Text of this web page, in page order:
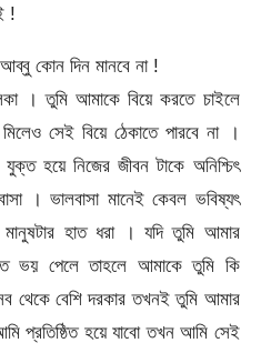
!
আব্বু কোন দিন মানবে না !
। তুমি আমাকে বিয়ে করতে চাইলে
সেই বিয়ে ঠেকাতে পারবে না ।
হয়ে নিজের জীবন টাকে অনিশ্চিৎ
। ভালবাসা মানেই কেবল ভবিষ্যৎ
হাত ধরা । যদি তুমি আমার
ভয় পেলে তাহলে আমাকে তুমি কি
থেকে বেশি দরকার তখনই তুমি আমার
প্রতিষ্ঠিত হয়ে যাবো তখন আমি সেই